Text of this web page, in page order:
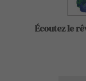
Écoutez le